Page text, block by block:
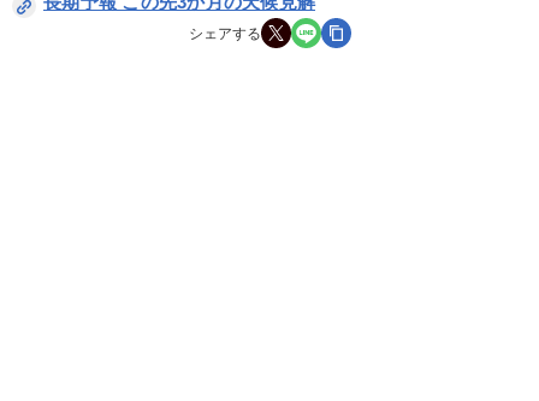
シェアする